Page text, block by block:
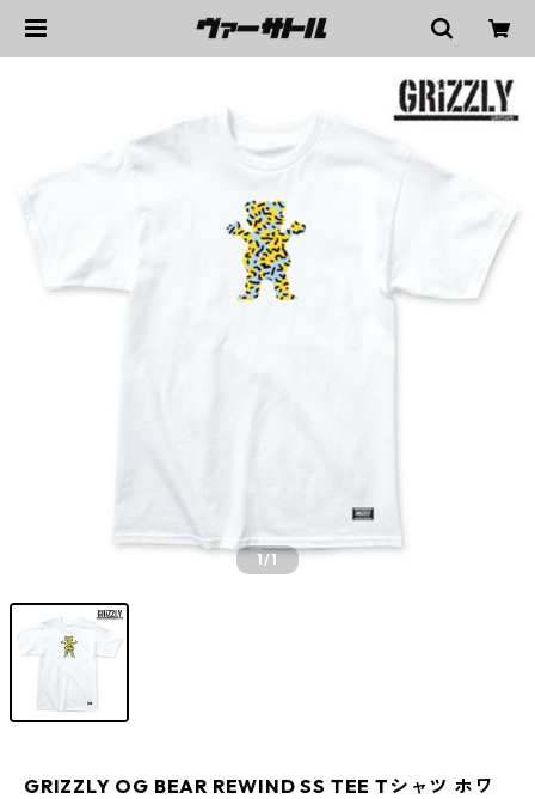
1/1
GRIZZLY OG BEAR REWIND SS TEE Tシャツ ホワ